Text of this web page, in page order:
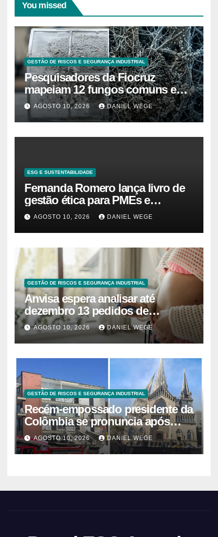
You missed
GESTÃO DE RISCOS E SEGURANÇA INDUSTRIAL
Pesquisadores da Fiocruz
mapeiam 12 fungos comuns em
ar-condicionado doméstico que
agravam rinite e asma, e a
limpeza com spray não elimina 7
deles
AGOSTO 10, 2026 DANIEL WEGE
ESG E SUSTENTABILIDADE
Fernanda Romero lança livro de
gestão ética para PMEs e
startups
AGOSTO 10, 2026 DANIEL WEGE
GESTÃO DE RISCOS E SEGURANÇA INDUSTRIAL
Anvisa espera analisar até
dezembro 13 pedidos de
análogos sintéticos de GLP-1
AGOSTO 10, 2026 DANIEL WEGE
GESTÃO DE RISCOS E SEGURANÇA INDUSTRIAL
Recém-empossado presidente da
Colômbia se pronuncia após
terremoto: ‘Vocês não estão
sozinhos’
AGOSTO 10, 2026 DANIEL WEGE